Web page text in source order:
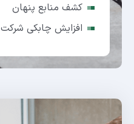
کشف منابع پنهان
افزایش چابکی شرکت